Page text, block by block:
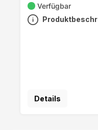
Verfügbar
Details